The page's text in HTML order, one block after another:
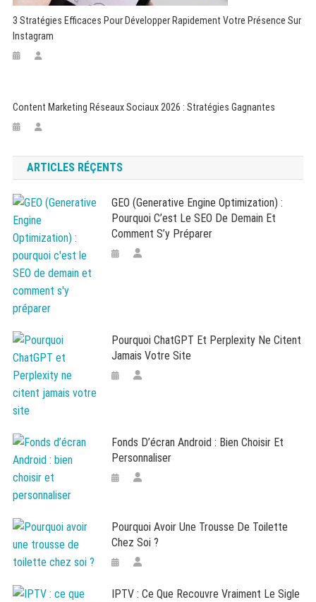
3 Stratégies Efficaces Pour Développer Rapidement Votre Présence Sur
Instagram
Content Marketing Réseaux Sociaux 2026 : Stratégies Gagnantes
ARTICLES RÉÇENTS
GEO (Generative Engine Optimization) :
Pourquoi C’est Le SEO De Demain Et
Comment S’y Préparer
Pourquoi ChatGPT Et Perplexity Ne Citent
Jamais Votre Site
Fonds D’écran Android : Bien Choisir Et
Personnaliser
Pourquoi Avoir Une Trousse De Toilette
Chez Soi ?
IPTV : Ce Que Recouvre Vraiment Le Sigle